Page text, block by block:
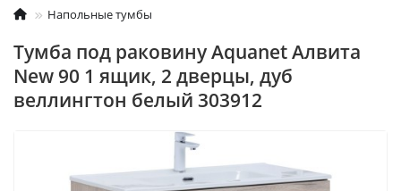
Напольные тумбы
Тумба под раковину Aquanet Алвита
New 90 1 ящик, 2 дверцы, дуб
веллингтон белый 303912